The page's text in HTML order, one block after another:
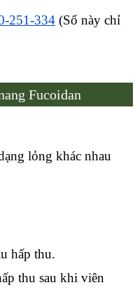
251-334 (Số này chỉ
Fucoidan
lỏng khác nhau
hấp thu.
thu sau khi viên